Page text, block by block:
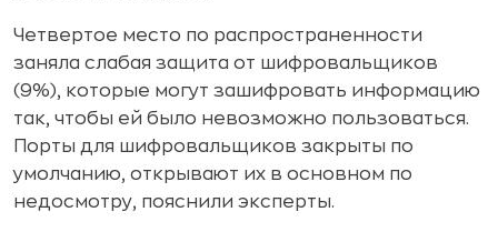
Четвертое место по распространенности
заняла слабая защита от шифровальщиков
(9%), которые могут зашифровать информацию
так, чтобы ей было невозможно пользоваться.
Порты для шифровальщиков закрыты по
умолчанию, открывают их в основном по
недосмотру, пояснили эксперты.